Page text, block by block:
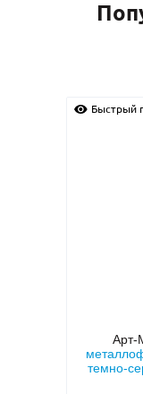
Быстрый
темно-